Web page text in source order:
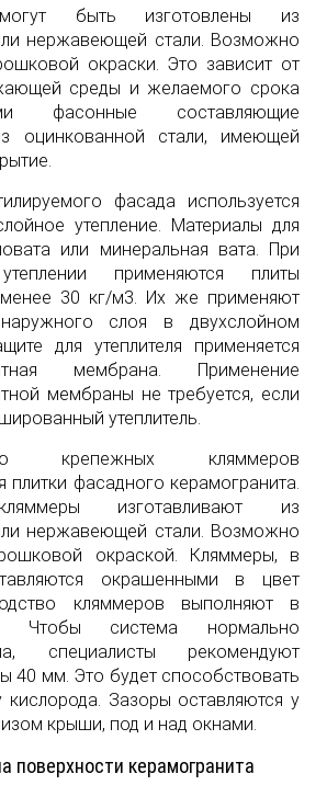
могут быть изготовлены из
нержавеющей стали. Возможно
окраски. Это зависит от
среды и желаемого срока
фасонные составляющие
оцинкованной стали, имеющей
фасада используется
утепление. Материалы для
или минеральная вата. При
применяются плиты
30 кг/м3. Их же применяют
слоя в двухслойном
для утеплителя применяется
мембрана. Применение
мембраны не требуется, если
утеплитель.
кляммеров
плитки фасадного керамогранита.
изготавливают из
нержавеющей стали. Возможно
окраской. Кляммеры, в
окрашенными в цвет
кляммеров выполняют в
Чтобы система нормально
специалисты рекомендуют
40 мм. Это будет способствовать
кислорода. Зазоры оставляются у
крыши, под и над окнами.
поверхности керамогранита